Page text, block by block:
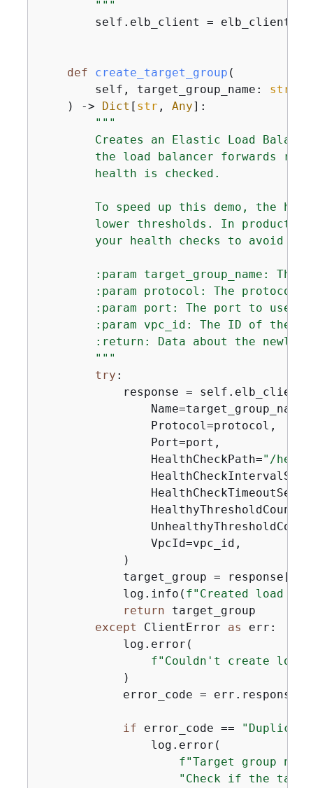
        """
        self.elb_client = elb_client
def create_target_group (
        self, target_group_name:
str
) -> Dict [ str , Any]:
"""
Creates an Elastic Load
the load balancer forwards
        health is checked.
To speed up this demo, the
lower thresholds. In
your health checks to avoid
:param target_group_name: The
:param protocol: The protocol
:param port: The port to use
:param vpc_id: The ID of the
:return: Data about the newly
        """
try :
response =
                Name=target_group_name,
                Protocol=protocol,
                Port=port,
                HealthCheckPath=
"/
                HealthyThresholdCount=
                VpcId=vpc_id,
            )
            target_group = response[
            log.info(
f"Created load
return target_group
except ClientError as err:
            log.error(
f"Couldn't create load
            )
            error_code = err.response[
if error_code ==
                log.error(
f"Target group
"Check if the